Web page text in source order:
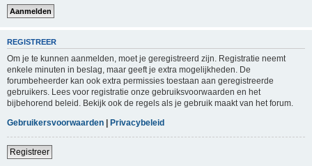
REGISTREER
Om je te kunnen aanmelden, moet je geregistreerd zijn. Registratie neemt
enkele minuten in beslag, maar geeft je extra mogelijkheden. De
forumbeheerder kan ook extra permissies toestaan aan geregistreerde
gebruikers. Lees voor registratie onze gebruiksvoorwaarden en het
bijbehorend beleid. Bekijk ook de regels als je gebruik maakt van het forum.
Gebruikersvoorwaarden | Privacybeleid
Registreer